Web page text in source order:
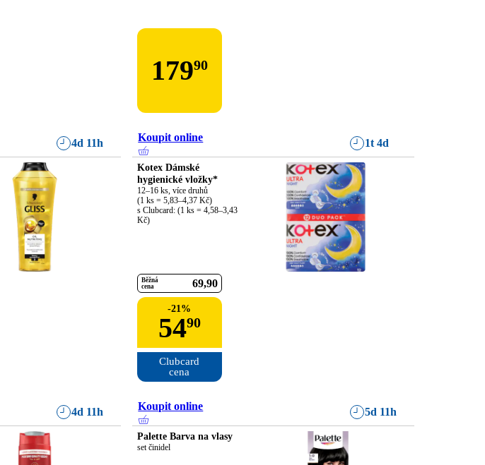
17990
4d 11h Koupit online 1t 4d
Kotex Dámské
hygienické vložky*
12–16 ks, více druhů
(1 ks = 5,83–4,37 Kč)
s Clubcard: (1 ks = 4,58–3,43
Kč)
Běžná
cena
69 90
-21%
5490
Clubcard
cena
4d 11h Koupit online 5d 11h
Palette Barva na vlasy
set činidel